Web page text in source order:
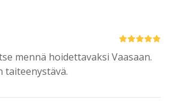
mennä hoidettavaksi Vaasaan.
taiteenystävä.